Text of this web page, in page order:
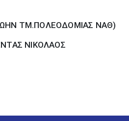
ΤΜ.ΠΟΛΕΟΔΟΜΙΑΣ ΝΑΘ)
ΝΙΚΟΛΑΟΣ